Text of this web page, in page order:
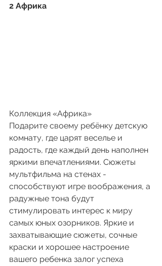
2 Африка
Коллекция «Африка»
Подарите своему ребёнку детскую
комнату, где царят веселье и
радость, где каждый день наполнен
яркими впечатлениями. Сюжеты
мультфильма на стенах -
способствуют игре воображения, а
радужные тона будут
стимулировать интерес к миру
самых юных озорников. Яркие и
захватывающие сюжеты, сочные
краски и хорошее настроение
вашего ребенка залог успеха